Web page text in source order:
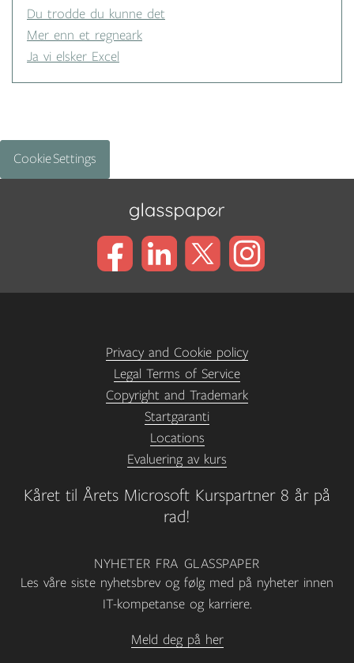
Du trodde du kunne det
Mer enn et regneark
Ja vi elsker Excel
Cookie Settings
Kåret til Årets Microsoft Kurspartner 8 år på
rad!
Privacy and Cookie policy
Legal Terms of Service
Copyright and Trademark
Startgaranti
Locations
Evaluering av kurs
NYHETER FRA GLASSPAPER
Les våre siste nyhetsbrev og følg med på nyheter innen
IT-kompetanse og karriere.
Meld deg på her